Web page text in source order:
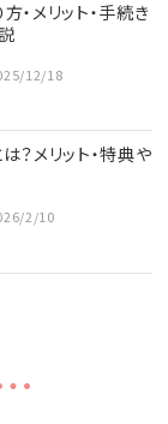
・メリット・手続き
12/18
？メリット・特典や
2/10